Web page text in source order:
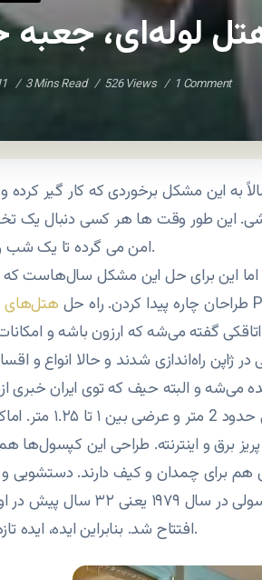
لوله‌ای،
3 Mins Read 526 Views 1 Comment
به این مشکل برخوردی که کار گیر کرده
باشی. این طور وقت ها هر کسی دنبال یک
امن می گرده تا یک شب رو بگذرونه.
اما این برای حل این مشکل سال‌هاست که
طراحان چاره پیدا کردن. راه حل هتل‌های
گفته می‌شه که ارزون باشه و
ژاپن راه‌اندازی شدند و حالا انواع و
نمونه‌های امروزی معمولاً جنسی از
برق و اینترنته. طراحی این کپسول‌ها
برای چمدان و کیف دارند. دستشویی
مشترکه و بعضی‌هاشون رستوران هم دارند. اولین هتل کپسولی
افتتاح شد. بنابراین ایده، ایده تازه‌ای نیست.